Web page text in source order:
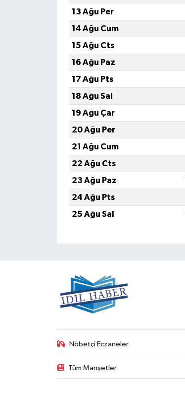
13 Ağu Per
14 Ağu Cum
15 Ağu Cts
16 Ağu Paz
17 Ağu Pts
18 Ağu Sal
19 Ağu Çar
20 Ağu Per
21 Ağu Cum
22 Ağu Cts
23 Ağu Paz
24 Ağu Pts
25 Ağu Sal
Nöbetçi Eczaneler
Tüm Manşetler